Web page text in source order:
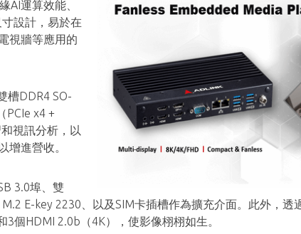
AI運算效能、
設計，易於在
視牆等應用的
槽DDR4 SO-
PCIe x4 +
視訊分析，以
增進營收。
3.0埠、雙
E-key 2230、以及SIM卡插槽作為擴充介面。此外，
個HDMI 2.0b（4K），使影像栩栩如生。